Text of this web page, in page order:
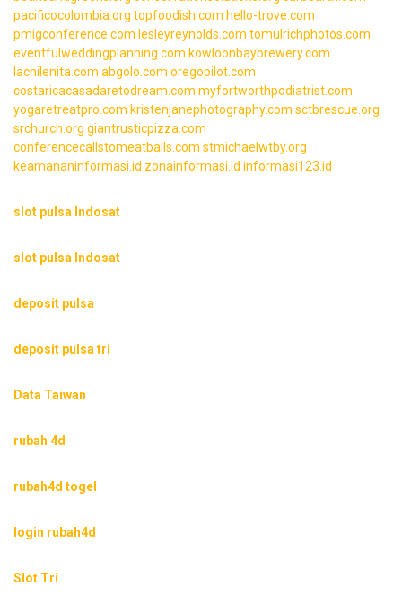
pacificocolombia.org topfoodish.com hello-trove.com
pmigconference.com lesleyreynolds.com tomulrichphotos.com
eventfulweddingplanning.com kowloonbaybrewery.com
lachilenita.com abgolo.com oregopilot.com
costaricacasadaretodream.com myfortworthpodiatrist.com
yogaretreatpro.com kristenjanephotography.com sctbrescue.org
srchurch.org giantrusticpizza.com
conferencecallstomeatballs.com stmichaelwtby.org
keamananinformasi.id zonainformasi.id informasi123.id
slot pulsa Indosat
slot pulsa Indosat
deposit pulsa
deposit pulsa tri
Data Taiwan
rubah 4d
rubah4d togel
login rubah4d
Slot Tri